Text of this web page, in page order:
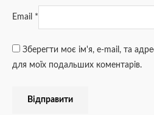
Email *
Зберегти моє ім'я, e-mail, та
для моїх подальших коментарів.